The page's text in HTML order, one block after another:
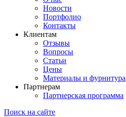
Новости
Портфолио
Контакты
Клиентам
Отзывы
Вопросы
Статьи
Цены
Материалы и фурнитура
Партнерам
Партнерская программа
Поиск на сайте